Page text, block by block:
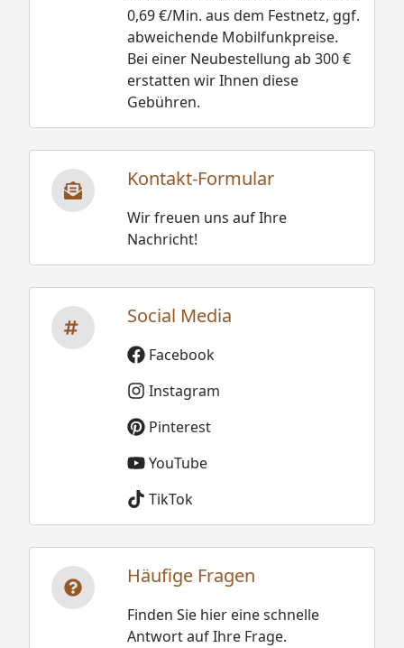
0,69 €/Min. aus dem Festnetz, ggf.
abweichende Mobilfunkpreise.
Bei einer Neubestellung ab 300 €
erstatten wir Ihnen diese
Gebühren.
Kontakt-Formular
Wir freuen uns auf Ihre
Nachricht!
Social Media
Facebook
Instagram
Pinterest
YouTube
TikTok
Häufige Fragen
Finden Sie hier eine schnelle
Antwort auf Ihre Frage.